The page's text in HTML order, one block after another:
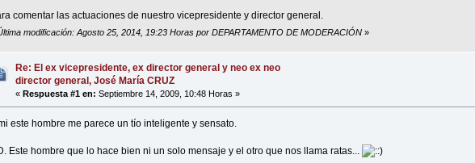
comentar las actuaciones de nuestro vicepresidente y director general.
modificación: Agosto 25, 2014, 19:23 Horas por DEPARTAMENTO DE MODERACIÓN»
Re: El ex vicepresidente, ex director general y neo ex neo
director general, José María CRUZ
«Respuesta #1 en: Septiembre 14, 2009, 10:48 Horas »
este hombre me parece un tío inteligente y sensato.
Este hombre que lo hace bien ni un solo mensaje y el otro que nos llama ratas...